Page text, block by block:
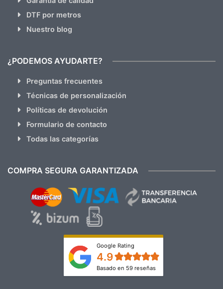
DTF por metros
Nuestro blog
¿PODEMOS AYUDARTE?
Preguntas frecuentes
Técnicas de personalización
Políticas de devolución
Formulario de contacto
Todas las categorías
COMPRA SEGURA GARANTIZADA
Google Rating
4.9
Basado en 59 reseñas